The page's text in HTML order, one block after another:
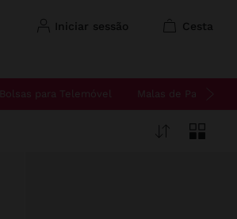
iniciar sessão cesta
Bolsas para Telemóvel Malas de Palha